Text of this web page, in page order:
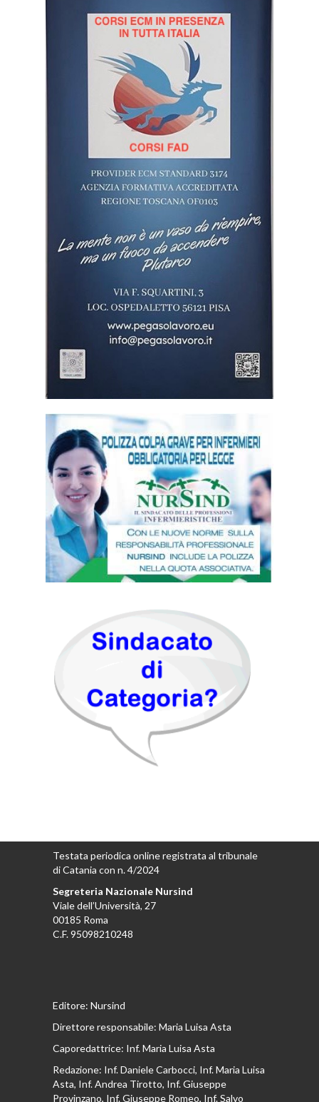
Testata periodica online registrata al tribunale
di Catania con n. 4/2024
Segreteria Nazionale Nursind
Viale dell’Università, 27
00185 Roma
C.F. 95098210248
Editore: Nursind
Direttore responsabile: Maria Luisa Asta
Caporedattrice: Inf. Maria Luisa Asta
Redazione: Inf. Daniele Carbocci, Inf. Maria Luisa
Asta, Inf. Andrea Tirotto, Inf. Giuseppe
Provinzano, Inf. Giuseppe Romeo, Inf. Salvo